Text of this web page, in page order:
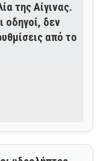
της Αίγινας.
οδηγοί, δεν
από το